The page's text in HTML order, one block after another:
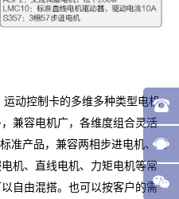
运动控制卡的多维多种类型电机
兼容电机广，各维度组合灵活
准产品，兼容两相步进电机、三
机、直线电机、力矩电机等常
自由混搭。也可以按客户的需